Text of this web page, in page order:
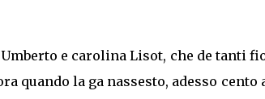
e carolina Lisot, che de tanti
quando la ga nassesto, adesso cento